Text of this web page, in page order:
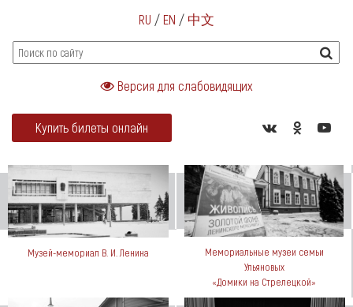
RU / EN / 中文
Версия для слабовидящих
Купить билеты онлайн
Музей-мемориал В. И. Ленина
Мемориальные музеи семьи
Ульяновых
«Домики на Стрелецкой»